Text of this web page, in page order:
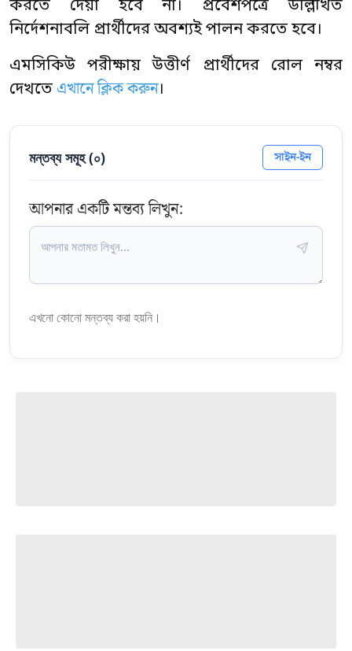
করতে দেয়া হবে না। প্রবেশপত্রে উল্লিখিত
নির্দেশনাবলি প্রার্থীদের অবশ্যই পালন করতে হবে।
এমসিকিউ পরীক্ষায় উত্তীর্ণ প্রার্থীদের রোল নম্বর
দেখতে এখানে ক্লিক করুন।
মন্তব্য সমূহ (০) সাইন-ইন
আপনার একটি মন্তব্য লিখুন:
এখনো কোনো মন্তব্য করা হয়নি।